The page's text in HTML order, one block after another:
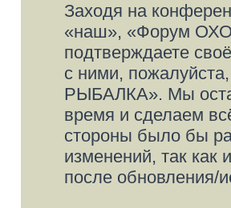
Заходя на
«наш», «Форум
подтверждаете
с ними,
РЫБАЛКА». Мы
время и сделаем
стороны было бы
изменений, так
после обновления/